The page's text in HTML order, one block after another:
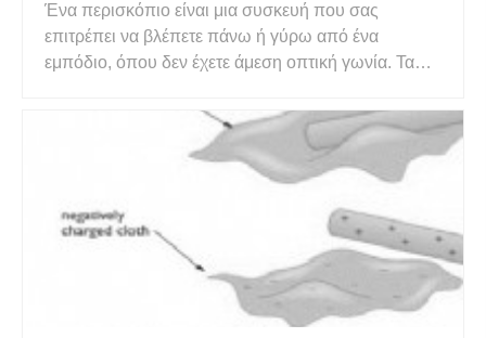
Ένα περισκόπιο είναι μια συσκευή που σας
επιτρέπει να βλέπετε πάνω ή γύρω από ένα
εμπόδιο, όπου δεν έχετε άμεση οπτική γωνία. Τα
σάρωση της επιφάνειας αέρα και νερού από πάνω
τους. Τα περισκόπια προσφέρουν επίσης θέα στους
τοίχους και στις γωνίες. Τα περισκό